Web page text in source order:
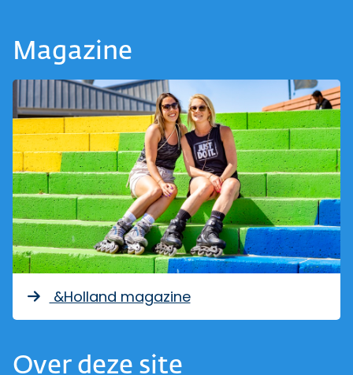
Magazine
&Holland magazine
Over deze site